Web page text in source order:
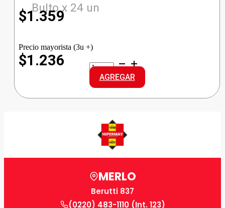
Bulto x 24 un
$1.359
Precio mayorista (3u +)
$1.236
SNIFFY
TOALLA/HUMEDA
CLASICA
cantidad
AGREGAR
MERLO
Berutti 837
(0220) 483-1110 (Int. 123)